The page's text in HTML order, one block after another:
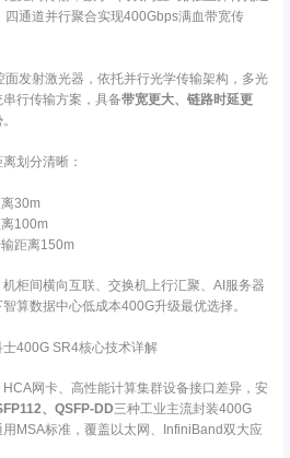
通道并行聚合实现400Gbps满血带宽传
发射激光器，依托并行光学传输架构，多光
行传输方案，具备带宽更大、链路时延更
划分清晰：
30m
100m
距离150m
柜间横向互联、交换机上行汇聚、AI服务器
算数据中心低成本400G升级最优选择。
400G SR4核心技术详解
网卡、高性能计算集群设备接口差异，安
、QSFP-DD三种工业主流封装400G
MSA标准，覆盖以太网、InfiniBand双大应